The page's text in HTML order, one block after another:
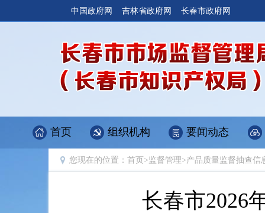
中国政府网 吉林省政府网 长春市政府网
首页 组织机构 要闻动态
您现在的位置： 首页 >监督管理>产品质量监督抽查信
长春市2026